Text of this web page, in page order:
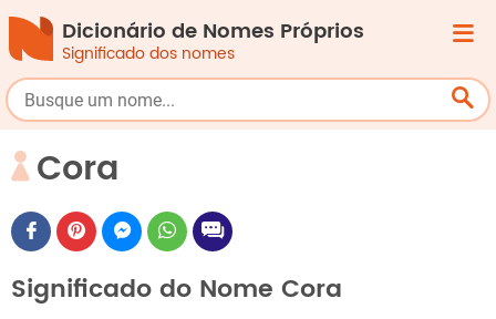
Dicionário de Nomes Próprios
Significado dos nomes
Cora
Significado do Nome Cora